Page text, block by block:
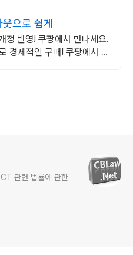
으로 쉽게
정 반영! 쿠팡에서 만나세요.
경제적인 구매! 쿠팡에서 비
관련 법률에 관한